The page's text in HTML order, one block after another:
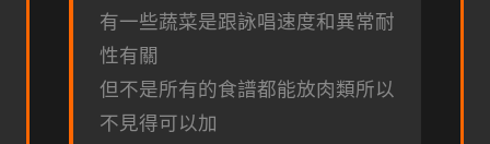
有一些蔬菜是跟詠唱速度和異常耐
性有關
但不是所有的食譜都能放肉類所以
不見得可以加